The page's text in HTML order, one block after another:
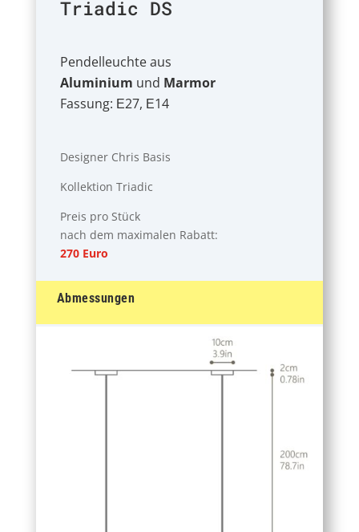
Triadic DS
Pendelleuchte aus
Aluminium und Marmor
Fassung: Ε27, Ε14
Designer Chris Basis
Kollektion Triadic
Preis pro Stück
nach dem maximalen Rabatt:
270 Euro
Abmessungen